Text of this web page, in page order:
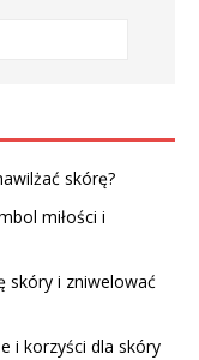
skórę?
miłości i
skóry i zniwelować
i korzyści dla skóry